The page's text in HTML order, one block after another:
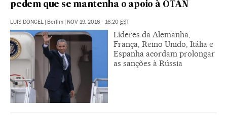
pedem que se mantenha o apoio à OTAN
LUIS DONCEL Berlim NOV 19, 2016 - 16:20 EST
Líderes da Alemanha,
França, Reino Unido, Itália e
Espanha acordam prolongar
as sanções à Rússia